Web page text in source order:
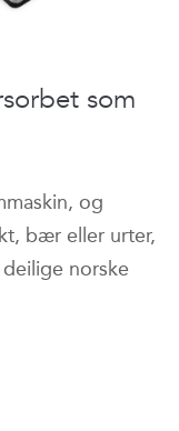
som
og
bær eller urter,
norske